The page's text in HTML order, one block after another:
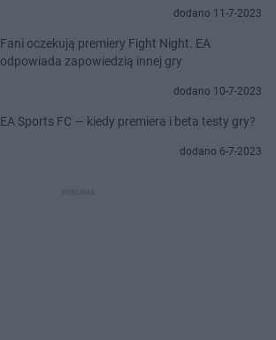
dodano 11-7-2023
Fani oczekują premiery Fight Night. EA
odpowiada zapowiedzią innej gry
dodano 10-7-2023
EA Sports FC — kiedy premiera i beta testy gry?
dodano 6-7-2023